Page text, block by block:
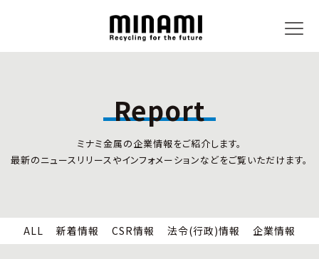
CSR情報
企業情報
事業内容
リサイクルサービス
小型家電リサイクル法
全国の回収対応
Report
ミナミ金属の企業情報をご紹介します。
最新のニュースリリースやインフォメーションなどをご覧いただけます。
ALL 新着情報 CSR情報 法令(行政)情報 企業情報